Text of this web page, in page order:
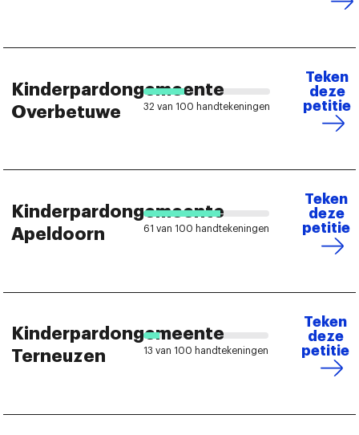
Kinderpardongemeente
Overbetuwe
32 van 100 handtekeningen
Teken
deze
petitie
Kinderpardongemeente
Apeldoorn
61 van 100 handtekeningen
Teken
deze
petitie
Kinderpardongemeente
Terneuzen
13 van 100 handtekeningen
Teken
deze
petitie